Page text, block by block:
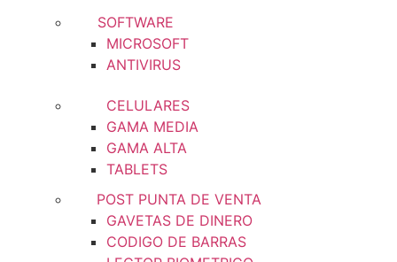
SOFTWARE
MICROSOFT
ANTIVIRUS
CELULARES
GAMA MEDIA
GAMA ALTA
TABLETS
POST PUNTA DE VENTA
GAVETAS DE DINERO
CODIGO DE BARRAS